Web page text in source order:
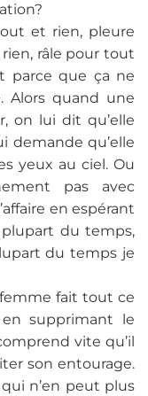
et rien, pleure
râle pour tout
parce que ça ne
Alors quand une
on lui dit qu’elle
demande qu’elle
yeux au ciel. Ou
pas avec
en espérant
plupart du temps,
du temps je
fait tout ce
supprimant le
vite qu’il
son entourage.
n’en peut plus